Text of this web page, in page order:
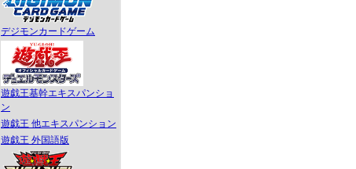
デジモンカードゲーム
遊戯王基幹エキスパンショ
ン
遊戯王 他エキスパンション
遊戯王 外国語版